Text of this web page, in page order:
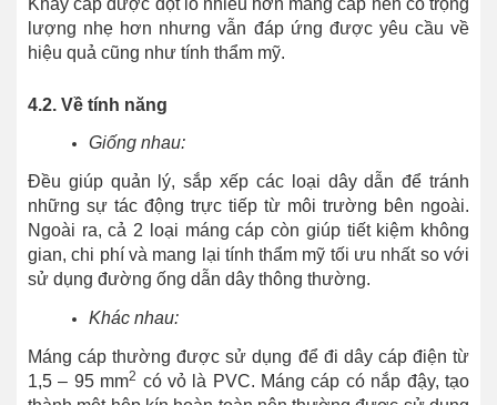
Khay cáp được đột lỗ nhiều hơn máng cáp nên có trọng
lượng nhẹ hơn nhưng vẫn đáp ứng được yêu cầu về
hiệu quả cũng như tính thẩm mỹ.
4.2. Về tính năng
Giống nhau:
Đều giúp quản lý, sắp xếp các loại dây dẫn để tránh
những sự tác động trực tiếp từ môi trường bên ngoài.
Ngoài ra, cả 2 loại máng cáp còn giúp tiết kiệm không
gian, chi phí và mang lại tính thẩm mỹ tối ưu nhất so với
sử dụng đường ống dẫn dây thông thường.
Khác nhau:
Máng cáp thường được sử dụng để đi dây cáp điện từ
1,5 – 95 mm2 có vỏ là PVC. Máng cáp có nắp đậy, tạo